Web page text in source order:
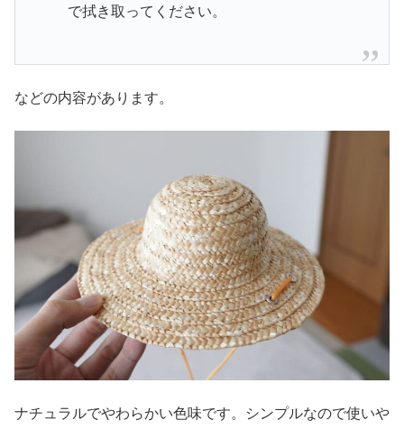
で拭き取ってください。
などの内容があります。
ナチュラルでやわらかい色味です。シンプルなので使いや